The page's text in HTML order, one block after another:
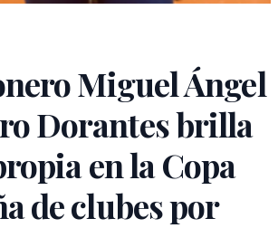
Miguel Ángel
Dorantes brilla
en la Copa
de clubes por